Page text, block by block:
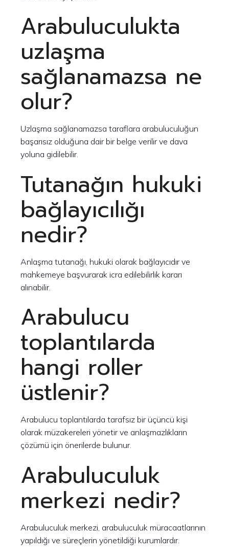
Arabuluculukta
uzlaşma
sağlanamazsa ne
olur?
Uzlaşma sağlanamazsa taraflara arabuluculuğun
başarısız olduğuna dair bir belge verilir ve dava
yoluna gidilebilir.
Tutanağın hukuki
bağlayıcılığı
nedir?
Anlaşma tutanağı, hukuki olarak bağlayıcıdır ve
mahkemeye başvurarak icra edilebilirlik kararı
alınabilir.
Arabulucu
toplantılarda
hangi roller
üstlenir?
Arabulucu toplantılarda tarafsız bir üçüncü kişi
olarak müzakereleri yönetir ve anlaşmazlıkların
çözümü için önerilerde bulunur.
Arabuluculuk
merkezi nedir?
Arabuluculuk merkezi, arabuluculuk müracaatlarının
yapıldığı ve süreçlerin yönetildiği kurumlardır.